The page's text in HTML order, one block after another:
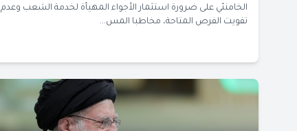
الخامنئي على ضرورة استثمار الأجواء المهيأة لخدمة الشعب وعدم
تفويت الفرص المتاحة، مخاطبا المس...